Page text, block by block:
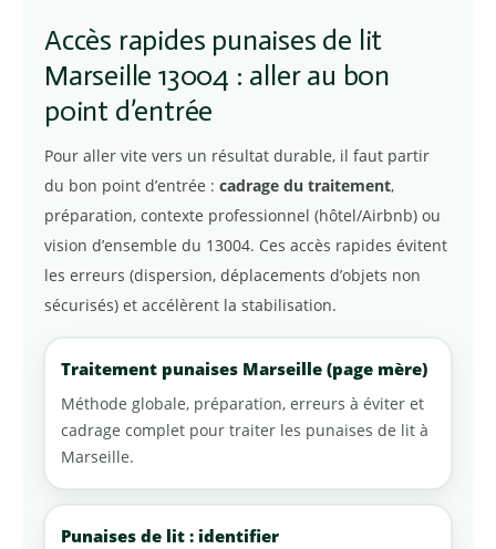
Accès rapides punaises de lit
Marseille 13004 : aller au bon
point d’entrée
Pour aller vite vers un résultat durable, il faut partir
du bon point d’entrée : cadrage du traitement,
préparation, contexte professionnel (hôtel/Airbnb) ou
vision d’ensemble du 13004. Ces accès rapides évitent
les erreurs (dispersion, déplacements d’objets non
sécurisés) et accélèrent la stabilisation.
Traitement punaises Marseille (page mère)
Méthode globale, préparation, erreurs à éviter et
cadrage complet pour traiter les punaises de lit à
Marseille.
Punaises de lit : identifier